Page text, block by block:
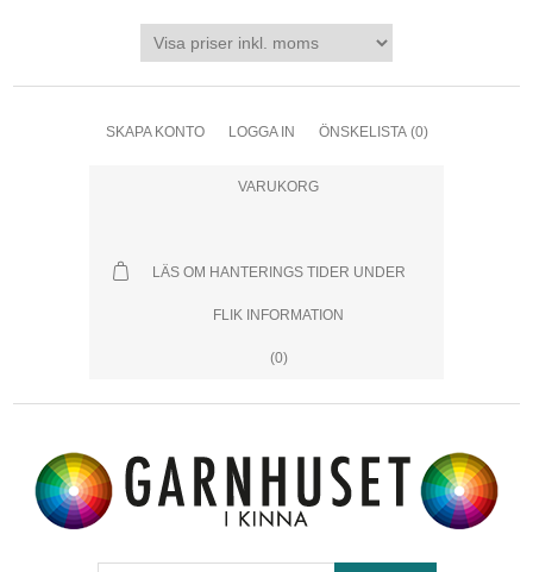
SKAPA KONTO LOGGA IN ÖNSKELISTA (0)
VARUKORG
LÄS OM HANTERINGS TIDER UNDER
FLIK INFORMATION
(0)